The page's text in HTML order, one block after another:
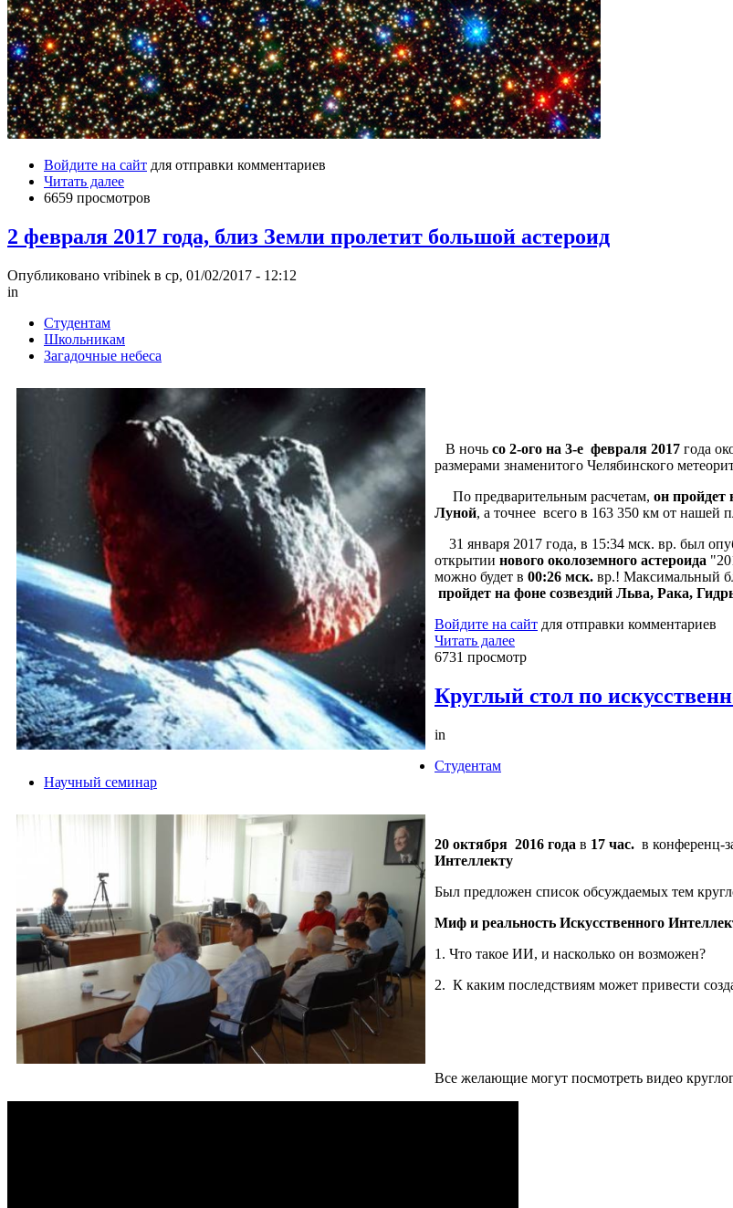
Войдите на сайт для отправки комментариев
Читать далее
6659 просмотров
2 февраля 2017 года, близ Земли пролетит большой астероид
Опубликовано vribinek в ср, 01/02/2017 - 12:12
in
Студентам
Школьникам
Загадочные небеса
В ночь со 2-ого на 3-е февраля 2017 года
размерами знаменитого Челябинского
По предварительным расчетам, он пройдет
Луной, а точнее всего в 163 350 км от нашей
31 января 2017 года, в 15:34 мск. вр. был
открытии нового околоземного астероида
можно будет в 00:26 мск. вр.! Максимальный
пройдет на фоне созвездий Льва, Рака,
Войдите на сайт для отправки комментариев
Читать далее
6731 просмотр
Круглый стол по
in
Студентам
Научный семинар
20 октября 2016 года в 17 час. в конференц-
Интеллекту
Был предложен список обсуждаемых тем
Миф и реальность Искусственного
1. Что такое ИИ, и насколько он возможен?
2. К каким последствиям может привести
Все желающие могут посмотреть видео